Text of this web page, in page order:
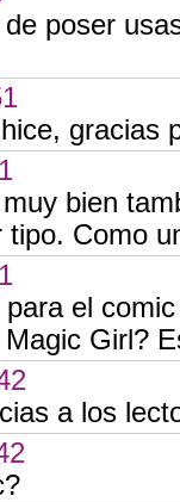
poser
gracias
bien
tipo. Como
el
Girl?
a los